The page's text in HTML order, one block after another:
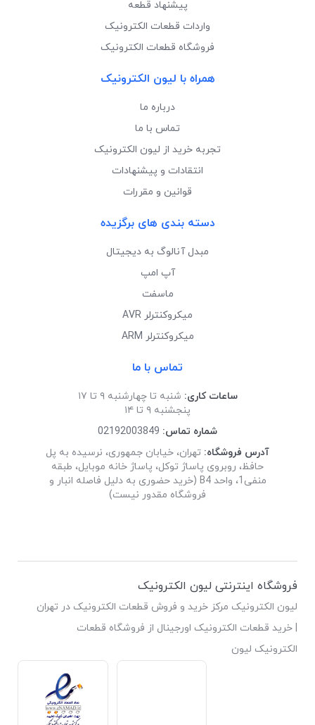
پیشنهاد قطعه
واردات قطعات الکترونیک
فروشگاه قطعات الکترونیک
همراه با لیون الکترونیک
درباره ما
تماس با ما
تجربه خرید از لیون الکترونیک
انتقادات و پیشنهادات
قوانین و مقررات
دسته بندی های برگزیده
مبدل آنالوگ به دیجیتال
آپ امپ
ماسفت
میکروکنترلر AVR
میکروکنترلر ARM
تماس با ما
ساعات کاری:شنبه تا چهارشنبه ۹ تا ۱۷
پنجشنبه ۹ تا ۱۴
شماره تماس: 02192003849
آدرس فروشگاه:تهران، خیابان جمهوری، نرسیده به پل
حافظ، روبروی پاساژ توکل، پاساژ خانه موبایل، طبقه
منفی1، واحد B4 (خرید حضوری به دلیل فاصله انبار و
فروشگاه مقدور نیست)
فروشگاه اینترنتی لیون الکترونیک
لیون الکترونیک مرکز خرید و فروش قطعات الکترونیک در تهران
| خرید قطعات الکترونیک اورجینال از فروشگاه قطعات
الکترونیک لیون